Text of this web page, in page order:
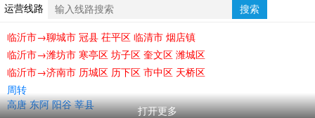
运营线路
搜索
临沂市→聊城市 冠县 茌平区 临清市 烟店镇
临沂市→潍坊市 寒亭区 坊子区 奎文区 潍城区
临沂市→济南市 历城区 历下区 市中区 天桥区
周转
高唐 东阿 阳谷 莘县
打开更多